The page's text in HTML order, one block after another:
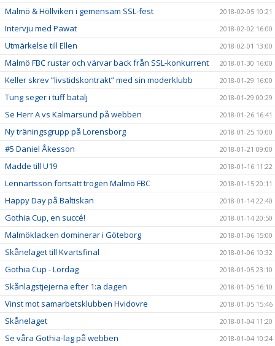
Malmö & Höllviken i gemensam SSL-fest 2018-02-05 10:21
Intervju med Pawat 2018-02-02 16:00
Utmärkelse till Ellen 2018-02-01 13:00
Malmö FBC rustar och värvar back från SSL-konkurrent 2018-01-30 16:00
Keller skrev ”livstidskontrakt” med sin moderklubb 2018-01-29 16:00
Tung seger i tuff batalj 2018-01-29 00:29
Se Herr A vs Kalmarsund på webben 2018-01-26 16:41
Ny träningsgrupp på Lorensborg 2018-01-25 10:00
#5 Daniel Åkesson 2018-01-21 09:00
Madde till U19 2018-01-16 11:22
Lennartsson fortsatt trogen Malmö FBC 2018-01-15 20:11
Happy Day på Baltiskan 2018-01-14 22:40
Gothia Cup, en succé! 2018-01-14 20:50
Malmöklacken dominerar i Göteborg 2018-01-06 15:00
Skånelaget till Kvartsfinal 2018-01-06 10:32
Gothia Cup - Lördag 2018-01-05 23:10
Skånlagstjejerna efter 1:a dagen 2018-01-05 16:10
Vinst mot samarbetsklubben Hvidovre 2018-01-05 15:46
Skånelaget 2018-01-04 11:20
Se våra Gothia-lag på webben 2018-01-04 10:24